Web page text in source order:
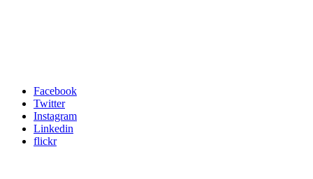
Facebook
Twitter
Instagram
Linkedin
flickr